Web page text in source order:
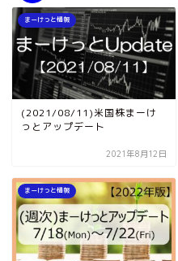
まーけっと情報
(2021/08/11)米国株まーけ
っとアップデート
2021年8月12日
まーけっと情報